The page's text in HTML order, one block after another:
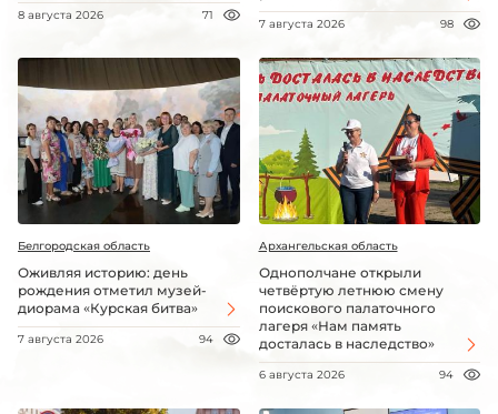
8 августа 2026 71
7 августа 2026 98
Белгородская область
Оживляя историю: день
рождения отметил музей-
диорама «Курская битва»
7 августа 2026 94
Архангельская область
Однополчане открыли
четвёртую летнюю смену
поискового палаточного
лагеря «Нам память
досталась в наследство»
6 августа 2026 94